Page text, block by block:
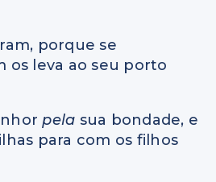
porque se
os leva ao seu porto
pela sua bondade, e
para com os filhos